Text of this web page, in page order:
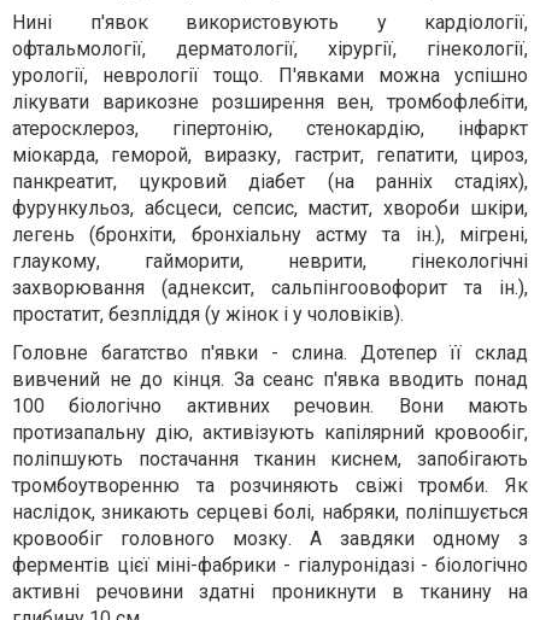
Нині п'явок використовують у кардіології,
офтальмології, дерматології, хірургії, гінекології,
урології, неврології тощо. П'явками можна успішно
лікувати варикозне розширення вен, тромбофлебіти,
атеросклероз, гіпертонію, стенокардію, інфаркт
міокарда, геморой, виразку, гастрит, гепатити, цироз,
панкреатит, цукровий діабет (на ранніх стадіях),
фурункульоз, абсцеси, сепсис, мастит, хвороби шкіри,
легень (бронхіти, бронхіальну астму та ін.), мігрені,
глаукому, гайморити, неврити, гінекологічні
захворювання (аднексит, сальпінгоовофорит та ін.),
простатит, безпліддя (у жінок і у чоловіків).
Головне багатство п'явки - слина. Дотепер її склад
вивчений не до кінця. За сеанс п'явка вводить понад
100 біологічно активних речовин. Вони мають
протизапальну дію, активізують капілярний кровообіг,
поліпшують постачання тканин киснем, запобігають
тромбоутворенню та розчиняють свіжі тромби. Як
наслідок, зникають серцеві болі, набряки, поліпшується
кровообіг головного мозку. А завдяки одному з
ферментів цієї міні-фабрики - гіалуронідазі - біологічно
активні речовини здатні проникнути в тканину на